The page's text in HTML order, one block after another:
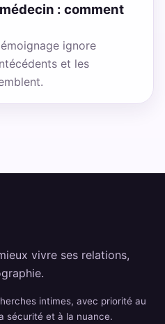
: comment
ignore
et les
vivre ses relations,
intimes, avec priorité au
sécurité et à la nuance.